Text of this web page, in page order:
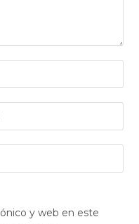
y web en este